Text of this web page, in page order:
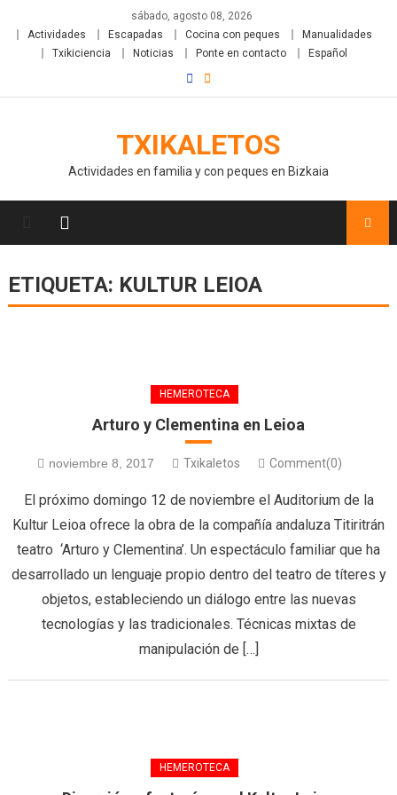
sábado, agosto 08, 2026
Actividades
Escapadas Cocina con peques
Manualidades
Txikiciencia
Noticias Ponte en contacto Español
TXIKALETOS
Actividades en familia y con peques en Bizkaia
ETIQUETA: KULTUR LEIOA
HEMEROTECA
Arturo y Clementina en Leioa
noviembre 8, 2017 Txikaletos Comment(0)
El próximo domingo 12 de noviembre el Auditorium de la
Kultur Leioa ofrece la obra de la compañía andaluza Titiritrán
teatro ‘Arturo y Clementina’. Un espectáculo familiar que ha
desarrollado un lenguaje propio dentro del teatro de títeres y
objetos, estableciendo un diálogo entre las nuevas
tecnologías y las tradicionales. Técnicas mixtas de
manipulación de […]
HEMEROTECA